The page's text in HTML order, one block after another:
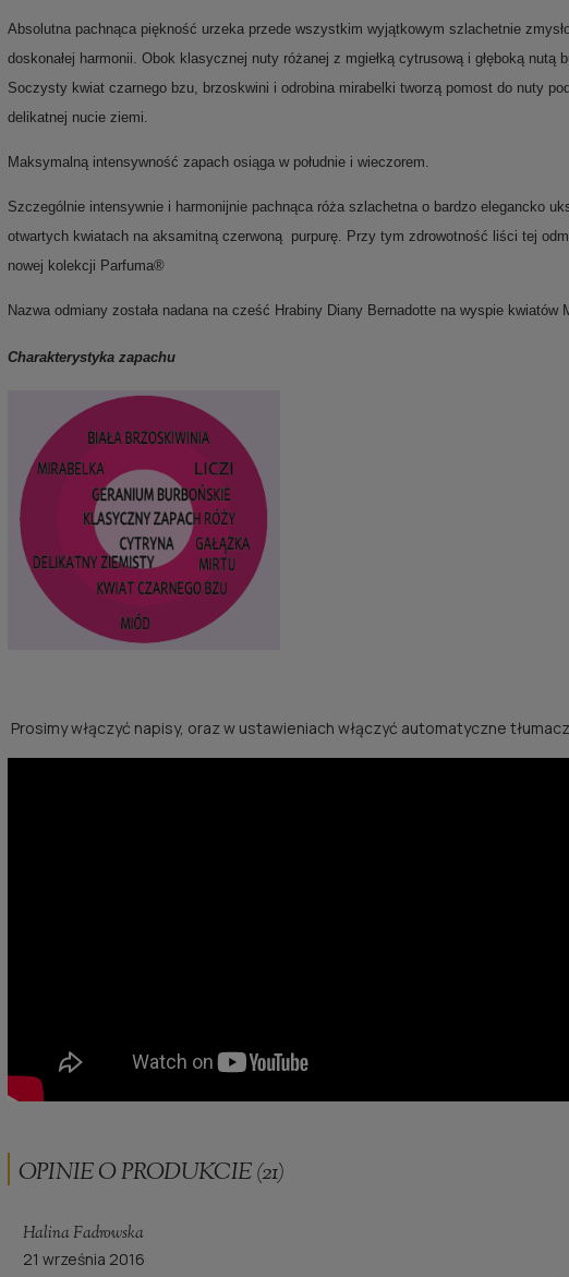
20,00 zł
Cena regularna:40,00 zł Cena regularna:60,00 zł
Absolutna pachnąca piękność urzeka przede wszystkim wyjątkowym szlachetnie
doskonałej harmonii. Obok klasycznej nuty różanej z mgiełką cytrusową i głęboką
Soczysty kwiat czarnego bzu, brzoskwini i odrobina mirabelki tworzą pomost do nuty
delikatnej nucie ziemi.
Maksymalną intensywność zapach osiąga w południe i wieczorem.
Szczególnie intensywnie i harmonijnie pachnąca róża szlachetna o bardzo elegancko
otwartych kwiatach na aksamitną czerwoną purpurę. Przy tym zdrowotność liści tej
nowej kolekcji Parfuma®
Nazwa odmiany została nadana na cześć Hrabiny Diany Bernadotte na wyspie kwiatów
Charakterystyka zapachu
Prosimy włączyć napisy, oraz w ustawieniach włączyć automatyczne
OPINIE O PRODUKCIE (21)
Halina Fadrowska
21 września 2016